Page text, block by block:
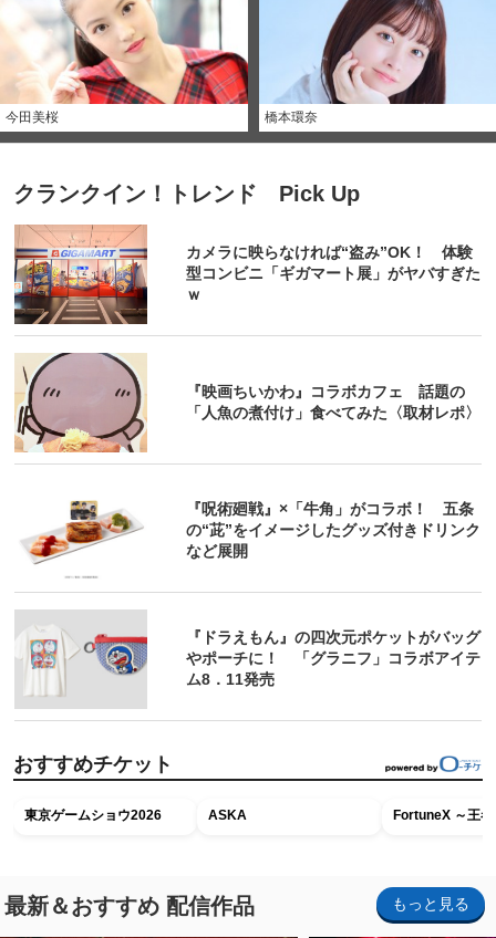
今田美桜 橋本環奈
クランクイン！トレンド Pick Up
カメラに映らなければ“盗み”OK！ 体験
型コンビニ「ギガマート展」がヤバすぎた
ｗ
『映画ちいかわ』コラボカフェ 話題の
「人魚の煮付け」食べてみた〈取材レポ〉
『呪術廻戦』×「牛角」がコラボ！ 五条
の“茈”をイメージしたグッズ付きドリンク
など展開
『ドラえもん』の四次元ポケットがバッグ
やポーチに！ 「グラニフ」コラボアイテ
ム8．11発売
おすすめチケット
東京ゲームショウ2026 ASKA FortuneX ～王
最新＆おすすめ 配信作品 もっと見る